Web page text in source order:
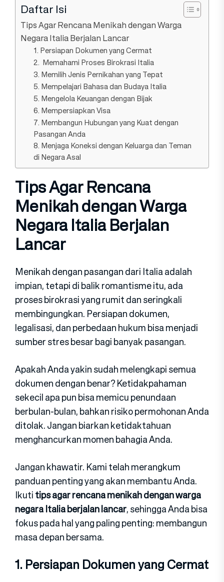
Daftar Isi
Tips Agar Rencana Menikah dengan Warga
Negara Italia Berjalan Lancar
1. Persiapan Dokumen yang Cermat
2. Memahami Proses Birokrasi Italia
3. Memilih Jenis Pernikahan yang Tepat
5. Mempelajari Bahasa dan Budaya Italia
5. Mengelola Keuangan dengan Bijak
6. Mempersiapkan Visa
7. Membangun Hubungan yang Kuat dengan
Pasangan Anda
8. Menjaga Koneksi dengan Keluarga dan Teman
di Negara Asal
Tips Agar Rencana
Menikah dengan Warga
Negara Italia Berjalan
Lancar
Menikah dengan pasangan dari Italia adalah
impian, tetapi di balik romantisme itu, ada
proses birokrasi yang rumit dan seringkali
membingungkan. Persiapan dokumen,
legalisasi, dan perbedaan hukum bisa menjadi
sumber stres besar bagi banyak pasangan.
Apakah Anda yakin sudah melengkapi semua
dokumen dengan benar? Ketidakpahaman
sekecil apa pun bisa memicu penundaan
berbulan-bulan, bahkan risiko permohonan Anda
ditolak. Jangan biarkan ketidaktahuan
menghancurkan momen bahagia Anda.
Jangan khawatir. Kami telah merangkum
panduan penting yang akan membantu Anda.
Ikutitips agar rencana menikah dengan warga
negara Italia berjalan lancar, sehingga Anda bisa
fokus pada hal yang paling penting: membangun
masa depan bersama.
1. Persiapan Dokumen yang Cermat